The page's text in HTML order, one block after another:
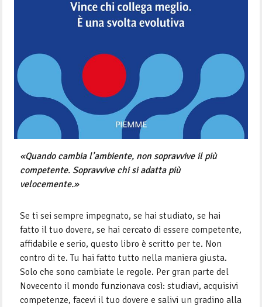
«Quando cambia l’ambiente, non sopravvive il più
competente. Sopravvive chi si adatta più
velocemente.»
Se ti sei sempre impegnato, se hai studiato, se hai
fatto il tuo dovere, se hai cercato di essere competente,
affidabile e serio, questo libro è scritto per te. Non
contro di te. Tu hai fatto tutto nella maniera giusta.
Solo che sono cambiate le regole. Per gran parte del
Novecento il mondo funzionava così: studiavi, acqui­sivi
competenze, facevi il tuo dovere e salivi un gradino alla